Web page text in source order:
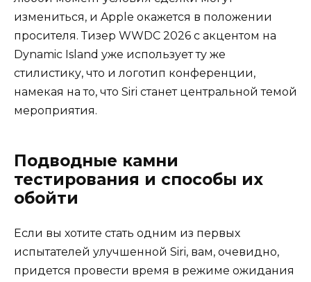
измениться, и Apple окажется в положении
просителя. Тизер WWDC 2026 с акцентом на
Dynamic Island уже использует ту же
стилистику, что и логотип конференции,
намекая на то, что Siri станет центральной темой
мероприятия.
Подводные камни
тестирования и способы их
обойти
Если вы хотите стать одним из первых
испытателей улучшенной Siri, вам, очевидно,
придется провести время в режиме ожидания